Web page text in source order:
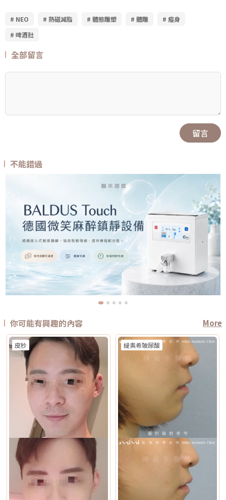
# NEO # 熱磁減脂 # 體態雕塑 # 體雕
# 瘦身
# 啤酒肚
全部留言
留言
不能錯過
你可能有興趣的內容 More
皮秒 緹奧希玻尿酸